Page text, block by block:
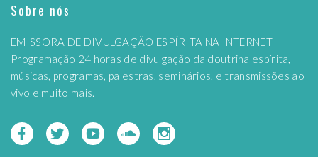
Sobre nós
EMISSORA DE DIVULGAÇÃO ESPÍRITA NA INTERNET
Programação 24 horas de divulgação da doutrina espírita,
músicas, programas, palestras, seminários, e transmissões ao
vivo e muito mais.